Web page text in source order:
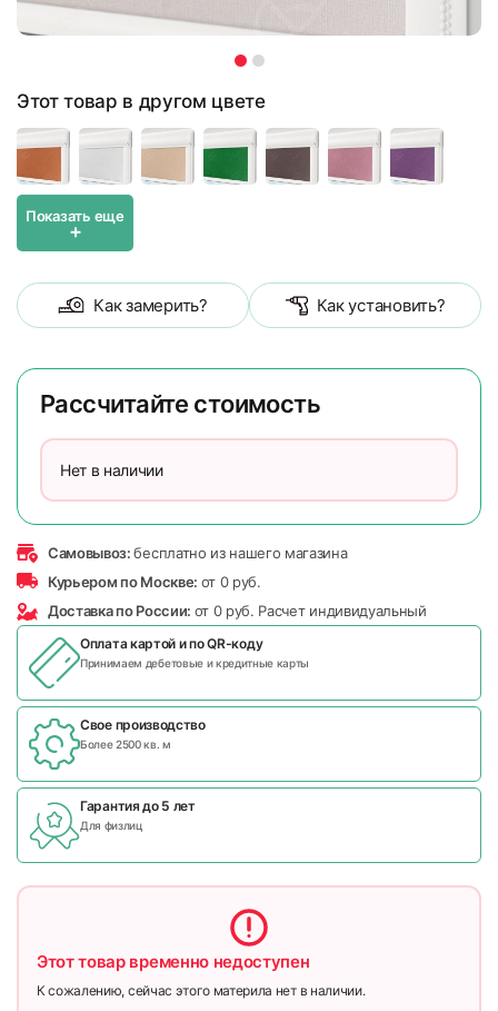
Этот товар в другом цвете
Показать еще
+
Как замерить? Как установить?
Рассчитайте стоимость
Нет в наличии
Самовывоз:бесплатно из нашего магазина
Курьером по Москве: от 0 руб.
Доставка по России: от 0 руб. Расчет индивидуальный
Оплата картой и поQR-коду
Принимаем дебетовые и кредитные карты
Свое производство
Более 2500 кв. м
Гарантия до 5 лет
Для физлиц
Этот товар временно недоступен
К сожалению, сейчас этого материла нет в наличии.